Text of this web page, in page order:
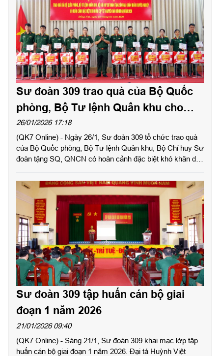
Sư đoàn 309 trao quà của Bộ Quốc
phòng, Bộ Tư lệnh Quân khu cho
quân nhân có hoàn cảnh khó khăn
26/01/2026 17:18
(QK7 Online) - Ngày 26/1, Sư đoàn 309 tổ chức trao quà
của Bộ Quốc phòng, Bộ Tư lệnh Quân khu, Bộ Chỉ huy Sư
đoàn tặng SQ, QNCN có hoàn cảnh đặc biệt khó khăn dịp
đoàn chủ trì buổi trao quà.
Sư đoàn 309 tập huấn cán bộ giai
đoạn 1 năm 2026
21/01/2026 09:40
(QK7 Online) - Sáng 21/1, Sư đoàn 309 khai mạc lớp tập
huấn cán bộ giai đoạn 1 năm 2026. Đại tá Huỳnh Việt